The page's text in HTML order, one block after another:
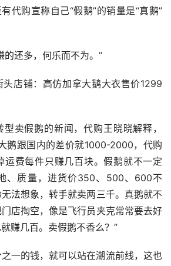
代购宣称自己“假鹅”的销量是“真鹅”
的还多，何乐而不为。”
头店铺：高仿加拿大鹅大衣售价1299
卖假鹅的新闻，代购王晓晓解释，
鹅跟国内的差价就1000-2000，代购
运费每件只赚几百块。假鹅就不一定
、质量，进货价350、500、600不
法想象，转手就卖两三千。真鹅就不
店掏空，像是飞行员夹克常常要去好
赚几百。卖假鹅不香么？”
一的钱，就可以站在潮流前线，这也